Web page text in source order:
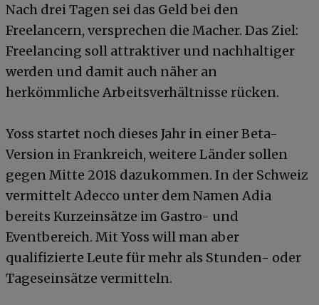
Nach drei Tagen sei das Geld bei den
Freelancern, versprechen die Macher. Das Ziel:
Freelancing soll attraktiver und nachhaltiger
werden und damit auch näher an
herkömmliche Arbeitsverhältnisse rücken.
Yoss startet noch dieses Jahr in einer Beta-
Version in Frankreich, weitere Länder sollen
gegen Mitte 2018 dazukommen. In der Schweiz
vermittelt Adecco unter dem Namen Adia
bereits Kurzeinsätze im Gastro- und
Eventbereich. Mit Yoss will man aber
qualifizierte Leute für mehr als Stunden- oder
Tageseinsätze vermitteln.